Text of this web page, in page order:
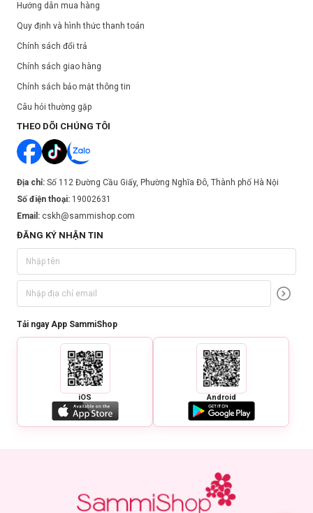
Hướng dẫn mua hàng
Quy định và hình thức thanh toán
Chính sách đổi trả
Chính sách giao hàng
Chính sách bảo mật thông tin
Câu hỏi thường gặp
THEO DÕI CHÚNG TÔI
Địa chỉ: Số 112 Đường Cầu Giấy, Phường Nghĩa Đô, Thành phố Hà Nội
Số điện thoại: 19002631
Email: cskh@sammishop.com
ĐĂNG KÝ NHẬN TIN
Tải ngay App SammiShop
iOS Android